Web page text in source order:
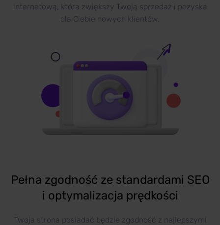
internetową, która zwiększy Twoją sprzedaż i pozyska
dla Ciebie nowych klientów.
Pełna zgodność ze standardami SEO
i optymalizacja prędkości
Twoja strona posiadać będzie zgodność z najlepszymi